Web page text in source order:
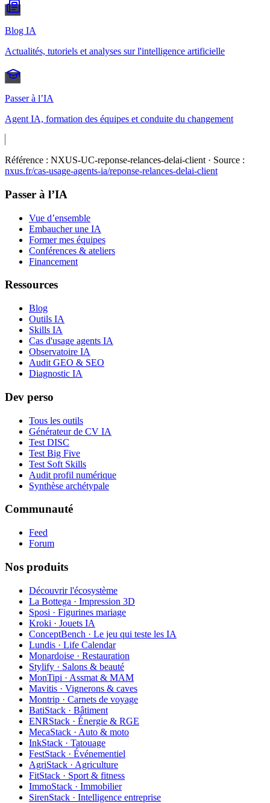
Blog IA
Actualités, tutoriels et analyses sur l'intelligence artificielle
Passer à l’IA
Agent IA, formation des équipes et conduite du changement
Référence : NXUS-UC-reponse-relances-delai-client · Source :
nxus.fr/cas-usage-agents-ia/reponse-relances-delai-client
Passer à l’IA
Vue d’ensemble
Embaucher une IA
Former mes équipes
Conférences & ateliers
Financement
Ressources
Blog
Outils IA
Skills IA
Cas d'usage agents IA
Observatoire IA
Audit GEO & SEO
Diagnostic IA
Dev perso
Tous les outils
Générateur de CV IA
Test DISC
Test Big Five
Test Soft Skills
Audit profil numérique
Synthèse archétypale
Communauté
Feed
Forum
Nos produits
Découvrir l'écosystème
La Bottega · Impression 3D
Sposi · Figurines mariage
Kroki · Jouets IA
ConceptBench · Le jeu qui teste les IA
Lundis · Life Calendar
Monardoise · Restauration
Stylify · Salons & beauté
MonTipi · Assmat & MAM
Mavitis · Vignerons & caves
Montrip · Carnets de voyage
BatiStack · Bâtiment
ENRStack · Énergie & RGE
MecaStack · Auto & moto
InkStack · Tatouage
FestStack · Événementiel
AgriStack · Agriculture
FitStack · Sport & fitness
ImmoStack · Immobilier
SirenStack · Intelligence entreprise